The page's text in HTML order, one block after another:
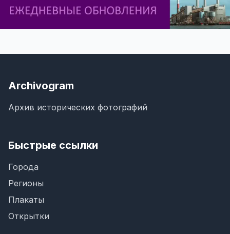
Archivogram
Архив исторических фотографий
Быстрые ссылки
Города
Регионы
Плакаты
Открытки